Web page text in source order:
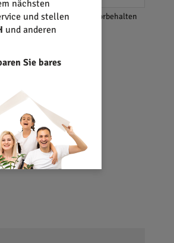
*Änderungen und Irrtümer vorbehalten
nächsten
und stellen
und anderen
Sie bares